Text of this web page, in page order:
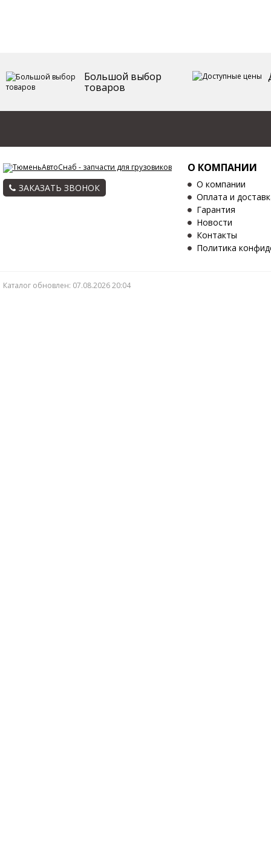
Большой выбор
товаров
ЗАКАЗАТЬ ЗВОНОК
О КОМПАНИИ
О компании
Оплата и
Гарантия
Новости
Контакты
Политика
Каталог обновлен: 07.08.2026 20:04